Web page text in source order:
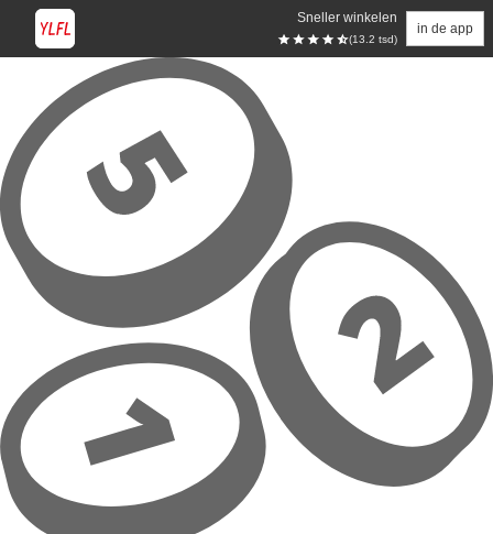
Sneller winkelen
(13.2 tsd)
in de app
Overslaan naar hoofdinhoud